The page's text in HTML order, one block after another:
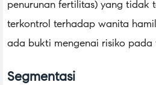
penurunan fertilitas) yang tidak
terkontrol terhadap wanita
ada bukti mengenai risiko pada
Segmentasi